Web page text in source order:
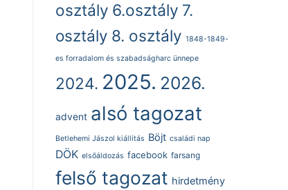
osztály 6.osztály 7.
osztály 8. osztály 1848-1849-
es forradalom és szabadságharc ünnepe
2024. 2025. 2026.
advent alsó tagozat
Betlehemi Jászol kiállítás Böjt családi nap
DÖK elsőáldozás facebook farsang
felső tagozat hirdetmény